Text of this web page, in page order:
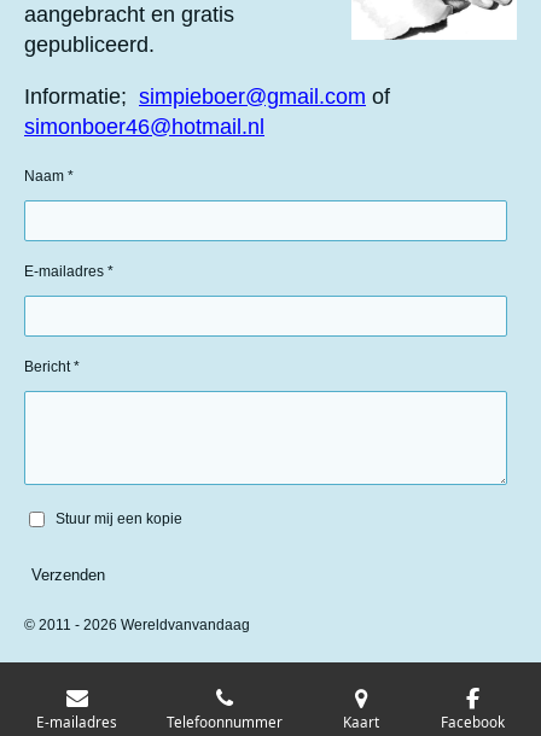
aangebracht en gratis
gepubliceerd.
Informatie; simpieboer@gmail.com of
simonboer46@hotmail.nl
Naam *
E-mailadres *
Bericht *
Stuur mij een kopie
Verzenden
© 2011 - 2026 Wereldvanvandaag
E-mailadres Telefoonnummer Kaart Facebook